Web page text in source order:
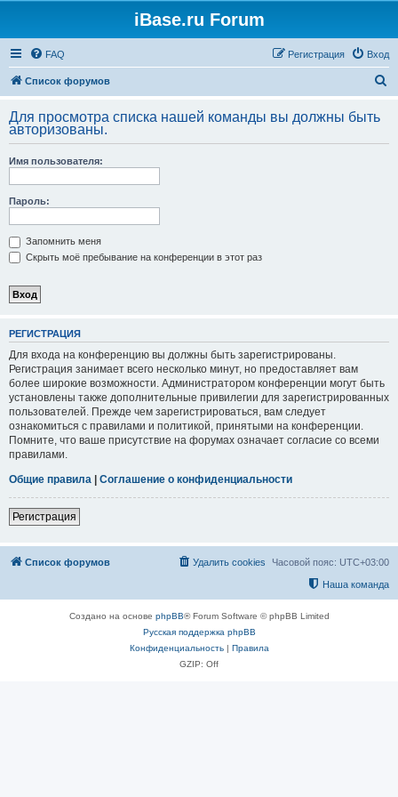
iBase.ru Forum
FAQ Вход
Регистрация
Список форумов
с
Для просмотра списка нашей команды вы должны быть
авторизованы.
Имя пользователя:
Пароль:
Запомнить меня
Скрыть моё пребывание на конференции в этот раз
РЕГИСТРАЦИЯ
Для входа на конференцию вы должны быть зарегистрированы.
Регистрация занимает всего несколько минут, но предоставляет вам
более широкие возможности. Администратором конференции могут быть
установлены также дополнительные привилегии для зарегистрированных
пользователей. Прежде чем зарегистрироваться, вам следует
ознакомиться с правилами и политикой, принятыми на конференции.
Помните, что ваше присутствие на форумах означает согласие со всеми
правилами.
Общие правила | Соглашение о конфиденциальности
Регистрация
Список форумов Часовой пояс: UTC+03:00
Удалить cookies
Наша команда
Создано на основе phpBB® Forum Software © phpBB Limited
Русская поддержка phpBB
Конфиденциальность| Правила
GZIP: Off